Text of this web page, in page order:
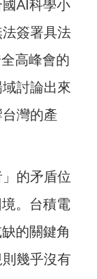
AI科學小
簽署具法
高峰會的
討論出來
灣的產
的矛盾位
。台積電
的關鍵角
幾乎沒有